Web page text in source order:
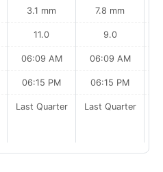
3.1 mm
11.0
06:09 AM
06:15 PM
Last Quarter
7.8 mm
9.0
06:09 AM
06:15 PM
Last Quarter